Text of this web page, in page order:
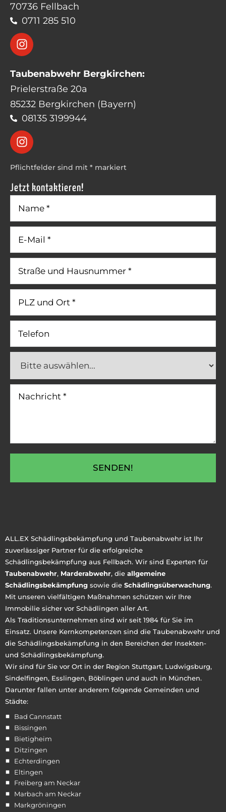
70736 Fellbach
0711 285 510
Taubenabwehr Bergkirchen:
Prielerstraße 20a
85232 Bergkirchen (Bayern)
08135 3199944
Pflichtfelder sind mit * markiert
Jetzt kontaktieren!
SENDEN!
ALL.EX Schädlingsbekämpfung und Taubenabwehr ist Ihr
zuverlässiger Partner für die erfolgreiche
Schädlingsbekämpfung aus Fellbach. Wir sind Experten für
Taubenabwehr, Marderabwehr, die allgemeine
Schädlingsbekämpfung sowie die Schädlingsüberwachung.
Mit unseren vielfältigen Maßnahmen schützen wir Ihre
Immobilie sicher vor Schädlingen aller Art.
Als Traditionsunternehmen sind wir seit 1984 für Sie im
Einsatz. Unsere Kernkompetenzen sind die Taubenabwehr und
die Schädlingsbekämpfung in den Bereichen der Insekten-
und Schädlingsbekämpfung.
Wir sind für Sie vor Ort in der Region Stuttgart, Ludwigsburg,
Sindelfingen, Esslingen, Böblingen und auch in München.
Darunter fallen unter anderem folgende Gemeinden und
Städte:
Bad Cannstatt
Bissingen
Bietigheim
Ditzingen
Echterdingen
Eltingen
Freiberg am Neckar
Marbach am Neckar
Markgröningen